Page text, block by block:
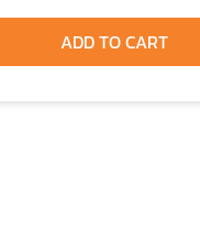
ADD TO CART